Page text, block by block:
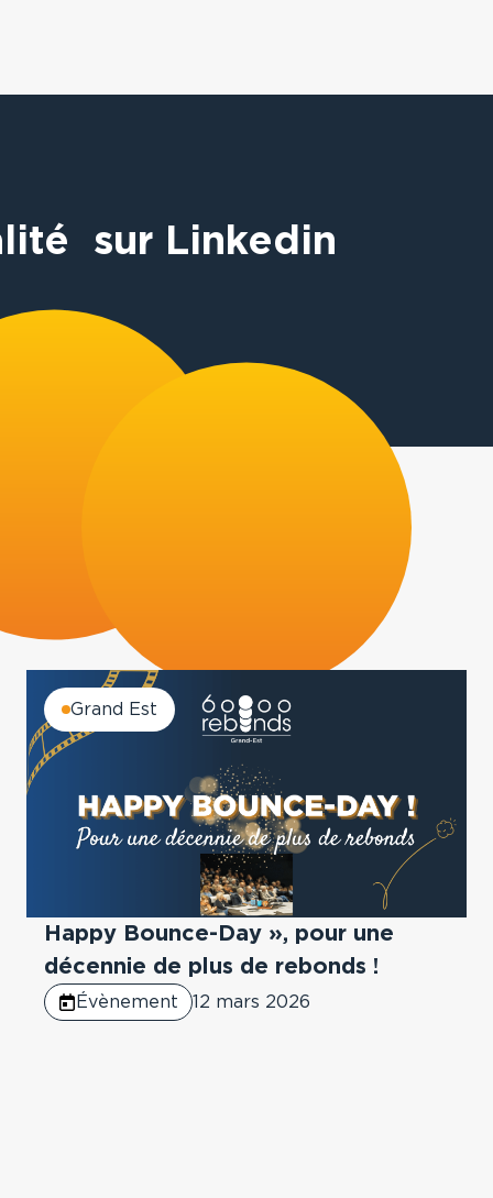
sur Linkedin
Grand Est
Happy Bounce-Day », pour une
décennie de plus de rebonds !
Évènement 12 mars 2026